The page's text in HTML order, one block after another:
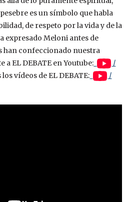
es un símbolo que habla
de respeto por la vida y de la
expresado Meloni antes de
han confeccionado nuestra
a EL DEBATE en Youtube:
/
los vídeos de EL DEBATE:
/